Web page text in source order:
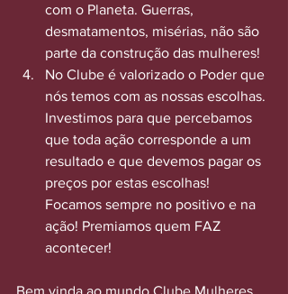
com o Planeta. Guerras,
desmatamentos, misérias, não são
parte da construção das mulheres!
No Clube é valorizado o Poder que
nós temos com as nossas escolhas.
Investimos para que percebamos
que toda ação corresponde a um
resultado e que devemos pagar os
preços por estas escolhas!
Focamos sempre no positivo e na
ação! Premiamos quem FAZ
acontecer!
Bem vinda ao mundo Clube Mulheres